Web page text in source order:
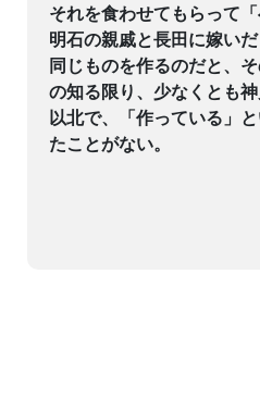
それを食わせてもらって「
明石の親戚と長田に嫁い
同じものを作るのだと、
の知る限り、少なくとも
以北で、「作っている」
たことがない。